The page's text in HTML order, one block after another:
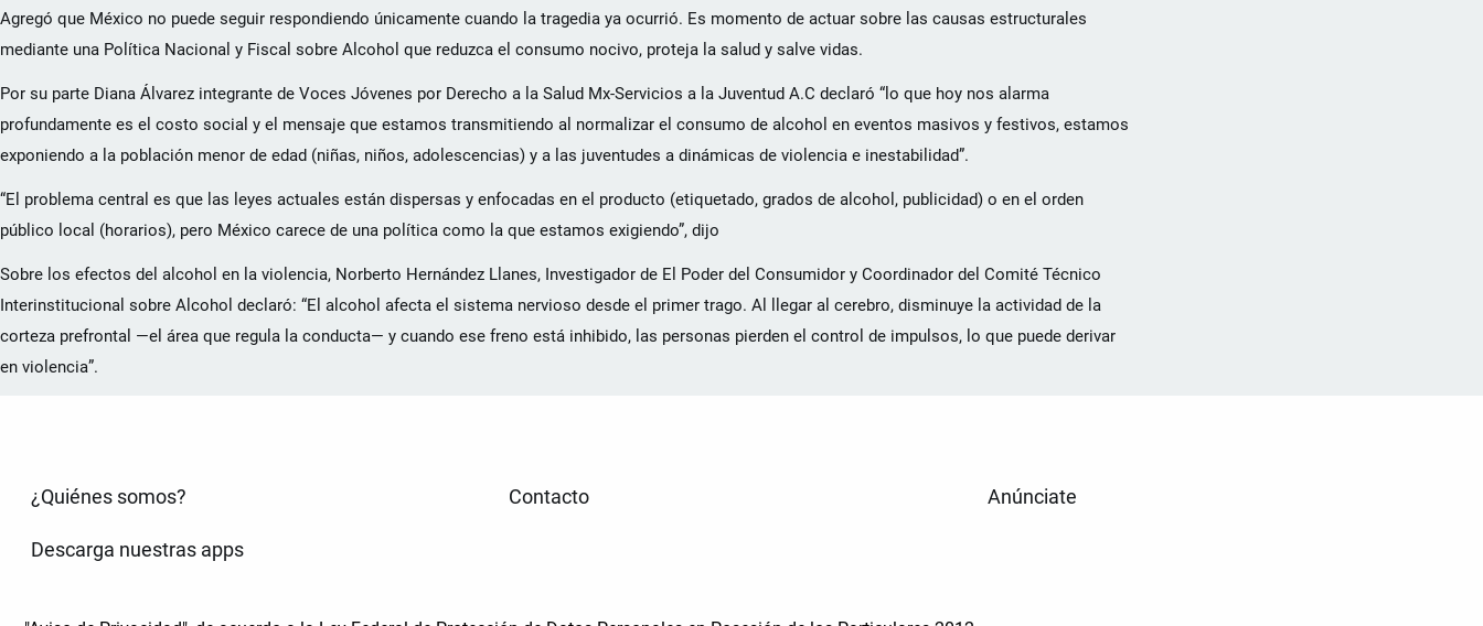
Agregó que México no puede seguir respondiendo únicamente cuando la tragedia ya ocurrió. Es momento de actuar sobre las causas estructurales
mediante una Política Nacional y Fiscal sobre Alcohol que reduzca el consumo nocivo, proteja la salud y salve vidas.
Por su parte Diana Álvarez integrante de Voces Jóvenes por Derecho a la Salud Mx-Servicios a la Juventud A.C declaró “lo que hoy nos alarma
profundamente es el costo social y el mensaje que estamos transmitiendo al normalizar el consumo de alcohol en eventos masivos y festivos, estamos
exponiendo a la población menor de edad (niñas, niños, adolescencias) y a las juventudes a dinámicas de violencia e inestabilidad”.
“El problema central es que las leyes actuales están dispersas y enfocadas en el producto (etiquetado, grados de alcohol, publicidad) o en el orden
público local (horarios), pero México carece de una política como la que estamos exigiendo”, dijo
Sobre los efectos del alcohol en la violencia, Norberto Hernández Llanes, Investigador de El Poder del Consumidor y Coordinador del Comité Técnico
Interinstitucional sobre Alcohol declaró: “El alcohol afecta el sistema nervioso desde el primer trago. Al llegar al cerebro, disminuye la actividad de la
corteza prefrontal —el área que regula la conducta— y cuando ese freno está inhibido, las personas pierden el control de impulsos, lo que puede derivar
en violencia”.
¿Quiénes somos? Contacto Anúnciate
Descarga nuestras apps